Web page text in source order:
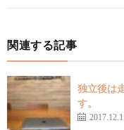
関連する記事
独立後は
す。